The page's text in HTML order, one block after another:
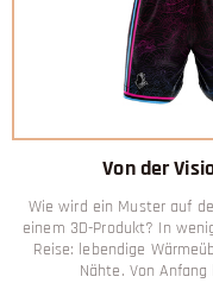
Von der
Wie wird ein Muster auf
einem 3D-Produkt? In
Reise: lebendige
Nähte. Von